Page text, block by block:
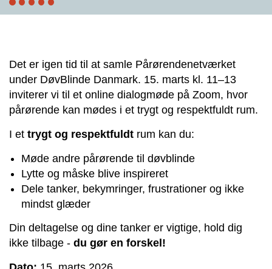
Det er igen tid til at samle Pårørendenetværket
under DøvBlinde Danmark. 15. marts kl. 11–13
inviterer vi til et online dialogmøde på Zoom, hvor
pårørende kan mødes i et trygt og respektfuldt rum.
I et trygt og respektfuldt rum kan du:
Møde andre pårørende til døvblinde
Lytte og måske blive inspireret
Dele tanker, bekymringer, frustrationer og ikke
mindst glæder
Din deltagelse og dine tanker er vigtige, hold dig
ikke tilbage - du gør en forskel!